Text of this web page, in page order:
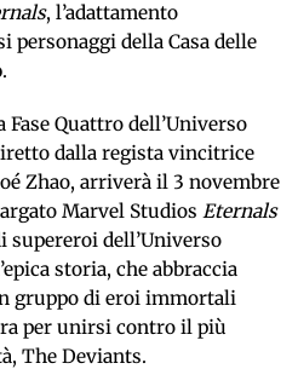
, l’adattamento
personaggi della Casa delle
.
Quattro dell’Universo
dalla regista vincitrice
Zhao, arriverà il 3 novembre
Marvel Studios Eternals
supereroi dell’Universo
storia, che abbraccia
gruppo di eroi immortali
per unirsi contro il più
The Deviants.